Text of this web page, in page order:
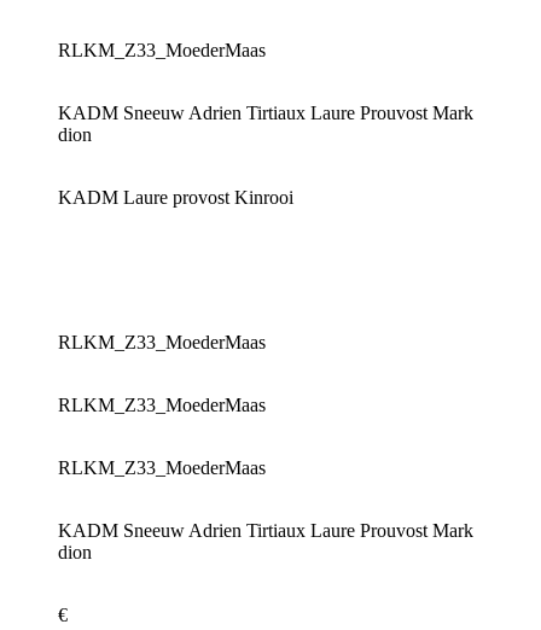
RLKM_Z33_MoederMaas
KADM Sneeuw Adrien Tirtiaux Laure Prouvost Mark
dion
KADM Laure provost Kinrooi
RLKM_Z33_MoederMaas
RLKM_Z33_MoederMaas
RLKM_Z33_MoederMaas
KADM Sneeuw Adrien Tirtiaux Laure Prouvost Mark
dion
€